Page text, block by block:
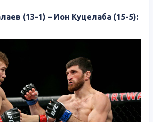
(13-1) – Ион Куцелаба (15-5):